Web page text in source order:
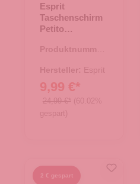
Esprit
Taschenschirm
Petito
Produktnummer:
Hersteller: Esprit
9,99 €*
24,99 €* (60.02%
gespart)
2 € gespart